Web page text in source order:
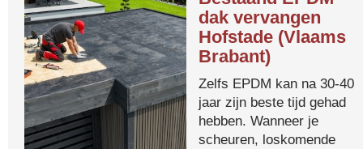
dak vervangen
Hofstade (Vlaams
Brabant)
Zelfs EPDM kan na 30-40
jaar zijn beste tijd gehad
hebben. Wanneer je
scheuren, loskomende